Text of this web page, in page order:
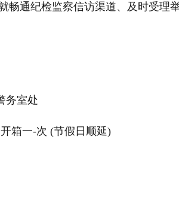
畅通纪检监察信访渠道、及时受理
务室处
箱一-次 (节假日顺延)